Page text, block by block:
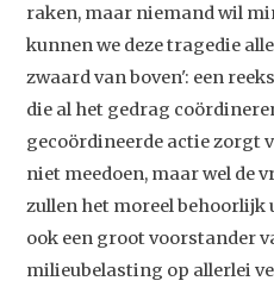
raken, maar niemand wil
kunnen we deze tragedie
zwaard van boven': een
die al het gedrag
gecoördineerde actie zorgt
niet meedoen, maar wel de
zullen het moreel behoorlijk
ook een groot voorstander
milieubelasting op allerlei